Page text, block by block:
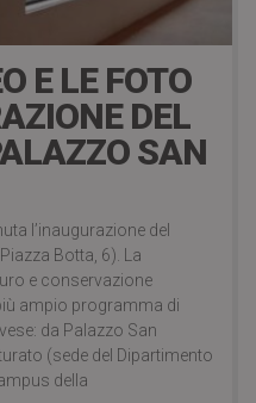
E LE FOTO
DEL
SAN
l’inaugurazione del
Botta, 6). La
e conservazione
ampio programma di
da Palazzo San
(sede del Dipartimento
della